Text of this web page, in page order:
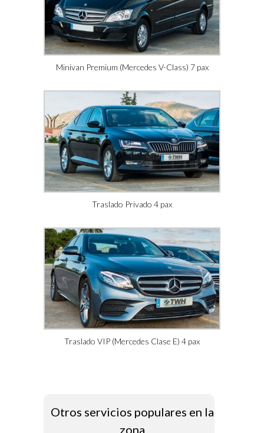
Minivan Premium (Mercedes V-Class) 7 pax
Traslado Privado 4 pax
Traslado VIP (Mercedes Clase E) 4 pax
Otros servicios populares en la
zona